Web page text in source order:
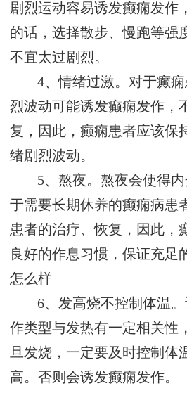
剧烈运动容易诱发癫痫发作
的话，选择散步、慢跑等强
不宜太过剧烈。
4、情绪过激。对于癫
烈波动可能诱发癫痫发作，
复，因此，癫痫患者应该保
绪剧烈波动。
5、熬夜。熬夜会使得
于需要长期休养的癫痫病患
患者的治疗、恢复，因此，
良好的作息习惯，保证充足
怎么样
6、发高烧不控制体温
作类型与发热有一定相关性
旦发烧，一定要及时控制体
高。否则会诱发癫痫发作。